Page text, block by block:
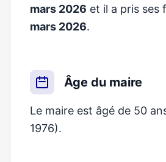
mars 2026 et il a pris ses
mars 2026.
Âge du maire
Le maire est âgé de 50
1976).